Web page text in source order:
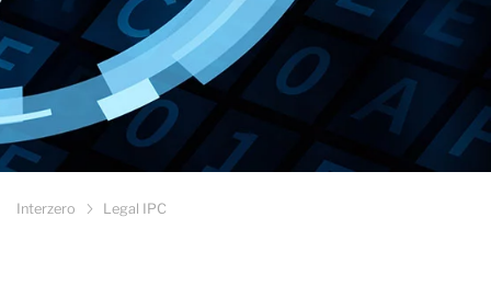
Interzero Legal IPC